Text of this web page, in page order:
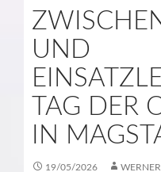
UND
TAG DER
IN
19/05/2026 WERNER